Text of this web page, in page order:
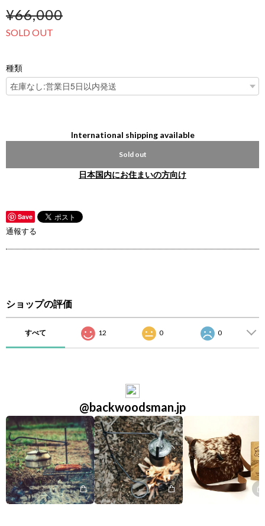
¥66,000
SOLD OUT
種類
International shipping available
Sold out
日本国内にお住まいの方向け
Save
通報する
ショップの評価
すべて 12 0 0
@backwoodsman.jp